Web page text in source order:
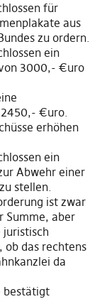
für
aus
zu ordern.
ein
3000,- €uro
€uro.
erhöhen
ein
Abwehr einer
stellen.
ist zwar
Summe, aber
ob das rechtens
da
bestätigt